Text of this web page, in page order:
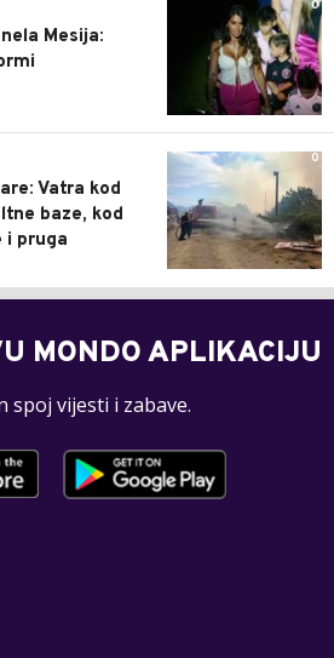
0
Mesija:
0
Vatra kod
baze, kod
i pruga
MONDO APLIKACIJU
spoj vijesti i zabave.